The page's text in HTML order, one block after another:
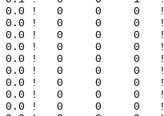
0.0 ! 0 0
0.0 ! 0 0
0.0 ! 0 0
0.0 ! 0 0
0.0 ! 0 0
0.0 ! 0
0.0 ! 0 0
0.0 ! 0 0
0.0 ! 0 0